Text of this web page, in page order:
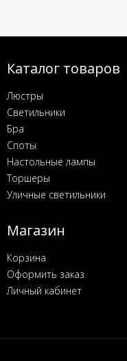
Каталог товаров
Люстры
Светильники
Бра
Споты
Настольные лампы
Торшеры
Уличные светильники
Магазин
Корзина
Оформить заказ
Личный кабинет